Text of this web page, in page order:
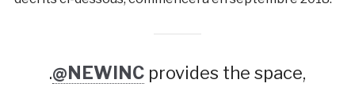
.@NEWINC provides the space,